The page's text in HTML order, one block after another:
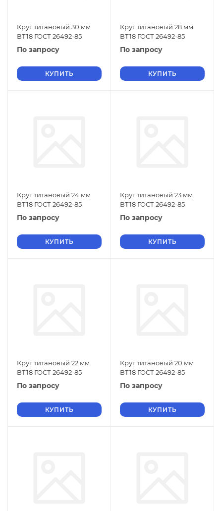
Круг титановый 30 мм
ВТ18 ГОСТ 26492-85
По запросу
КУПИТЬ
Круг титановый 28 мм
ВТ18 ГОСТ 26492-85
По запросу
КУПИТЬ
Круг титановый 24 мм
ВТ18 ГОСТ 26492-85
По запросу
КУПИТЬ
Круг титановый 23 мм
ВТ18 ГОСТ 26492-85
По запросу
КУПИТЬ
Круг титановый 22 мм
ВТ18 ГОСТ 26492-85
По запросу
КУПИТЬ
Круг титановый 20 мм
ВТ18 ГОСТ 26492-85
По запросу
КУПИТЬ